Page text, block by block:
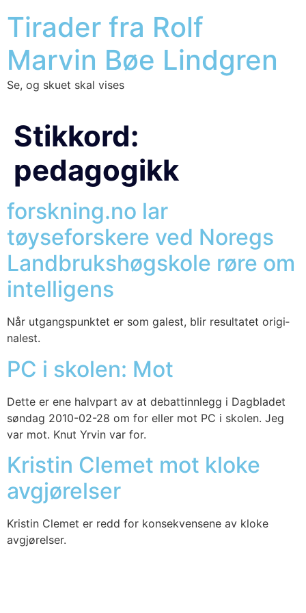
Tirader fra Rolf
Marvin Bøe Lindgren
Se, og skuet skal vises
Stikkord:
pedagogikk
forskning.no lar
tøyseforskere ved Noregs
Landbrukshøgskole røre om
intelligens
Når utgangs­punk­tet er som galest, blir resul­ta­tet ori­gi­
nalest.
PC i skolen: Mot
Det­te er ene halv­part av at debatt­inn­legg i Dag­bla­det
søn­dag 2010-02-28 om for eller mot PC i sko­len. Jeg
var mot. Knut Yrvin var for.
Kristin Clemet mot kloke
avgjørelser
Kris­tin Cle­met er redd for kon­se­kven­se­ne av klo­ke
avgjø­rel­ser.